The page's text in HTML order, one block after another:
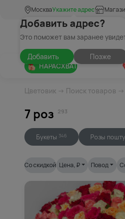
МоскваУкажите адрес
Добавить адрес?
Это поможет вам заранее
Добавить Позже
НАРАСХВАТ
Цветовик → Поиск товаров →
7 роз 293
Букеты 346 Розы
Со скидкой Цена, ₽ Повод